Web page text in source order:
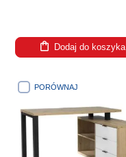
Dodaj do koszyka
PORÓWNAJ